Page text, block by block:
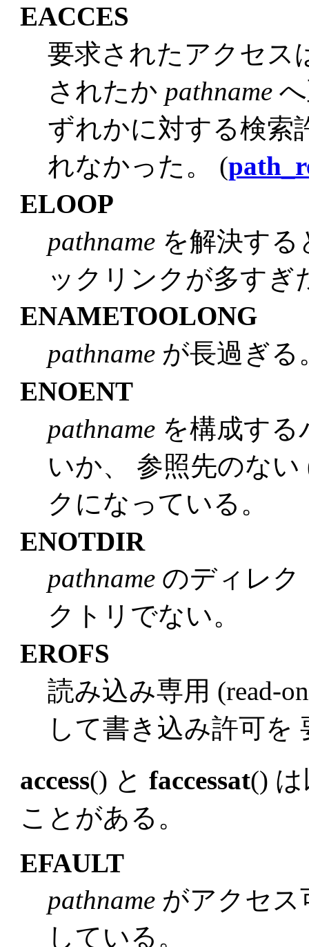
EACCES
要求されたアクセス
されたか pathname
ずれかに対する検索
れなかった。 (
ELOOP
pathname を解決す
ックリンクが多すぎ
ENAMETOOLONG
pathname が長過ぎる
ENOENT
pathname を構成す
いか、 参照先のな
クになっている。
ENOTDIR
pathname のディレク
クトリでない。
EROFS
読み込み専用 (read-
して書き込み許可を
access() とfaccessat()
ことがある。
EFAULT
pathname がアクセス
している。